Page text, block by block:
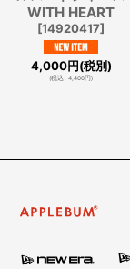
WITH HEART
[14920417]
4,000円(税別)
(税込: 4,400円)